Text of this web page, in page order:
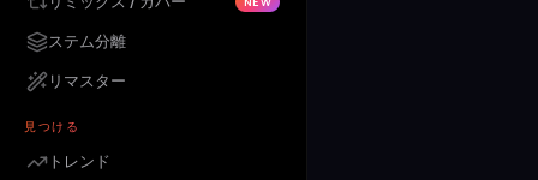
ステム分離
リマスター
見つける
トレンド